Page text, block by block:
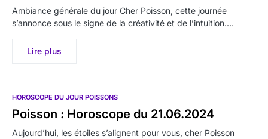
Ambiance générale du jour Cher Poisson, cette journée
s’annonce sous le signe de la créativité et de l’intuition.…
Lire plus
HOROSCOPE DU JOUR POISSONS
Poisson : Horoscope du 21.06.2024
Aujourd’hui, les étoiles s’alignent pour vous, cher Poisson